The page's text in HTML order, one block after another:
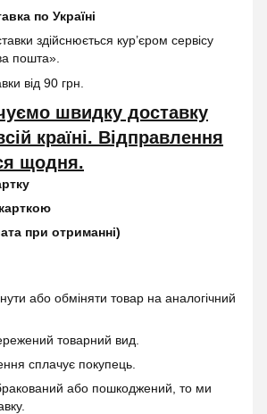
по Україні
здійснюється кур’єром сервісу
пошта».
від 90 грн.
швидку доставку
країні. Відправлення
щодня.
при отриманні)
або обміняти товар на аналогічний
товарний вид.
сплачує покупець.
або пошкоджений, то ми